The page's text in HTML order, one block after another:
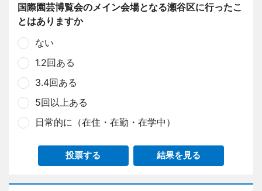
国際園芸博覧会のメイン会場となる瀬谷区に行ったこ
とはありますか
ない
1.2回ある
3.4回ある
5回以上ある
日常的に（在住・在勤・在学中）
投票する 結果を見る